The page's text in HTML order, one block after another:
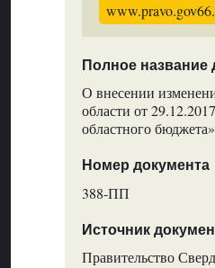
Полное название
О внесении
области от
областного бюджета»
Номер документа
388-ПП
Источник
Правительство